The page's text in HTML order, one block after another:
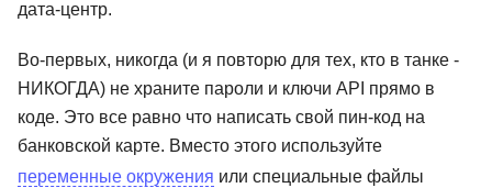
дата-центр.
Во-первых, никогда (и я повторю для тех, кто в танке -
НИКОГДА) не храните пароли и ключи API прямо в
коде. Это все равно что написать свой пин-код на
банковской карте. Вместо этого используйте
переменные окружения или специальные файлы